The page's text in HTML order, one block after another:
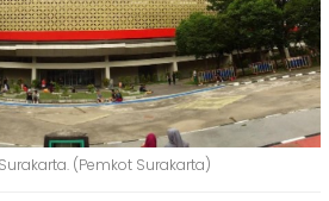
(Pemkot Surakarta)